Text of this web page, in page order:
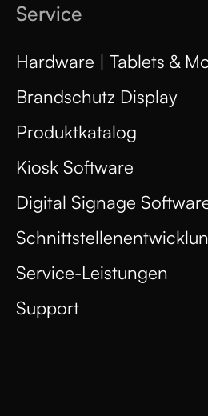
Service
Hardware | Tablets &
Brandschutz Display
Produktkatalog
Kiosk Software
Digital Signage
Service-Leistungen
Support